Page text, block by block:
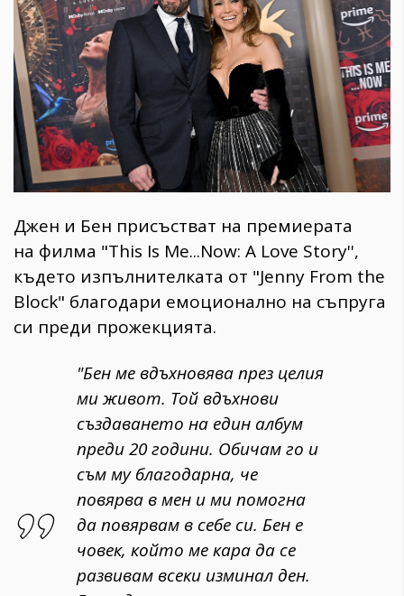
Джен и Бен присъстват на премиерата
на филма "This Is Me...Now: A Love Story'',
където изпълнителката от "Jenny From the
Block" благодари емоционално на съпруга
си преди прожекцията.
"Бен ме вдъхновява през целия
ми живот. Той вдъхнови
създаването на един албум
преди 20 години. Обичам го и
съм му благодарна, че
повярва в мен и ми помогна
да повярвам в себе си. Бен е
човек, който ме кара да се
развивам всеки изминал ден.